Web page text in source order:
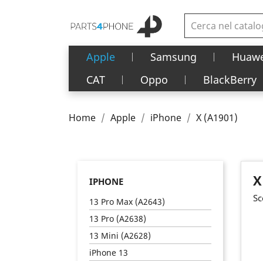
Apple Samsung
CAT
Oppo BlackBerry
Home Apple iPhone X (A1901)
IPHONE
13 Pro Max (A2643)
13 Pro (A2638)
13 Mini (A2628)
iPhone 13